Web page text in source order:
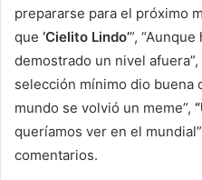
prepararse para el próximo
que ‘Cielito Lindo’”,
demostrado un nivel
selección mínimo dio buena
mundo se volvió un meme”,
queríamos ver en el
comentarios.